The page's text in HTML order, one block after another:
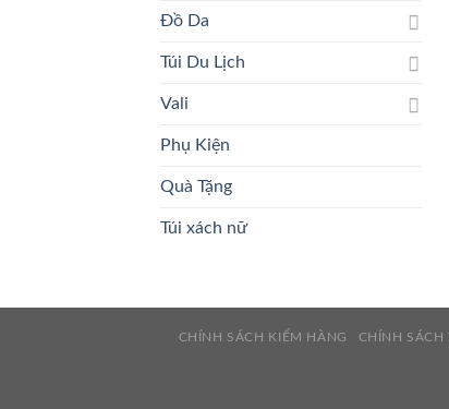
Đồ Da
Túi Du Lịch
Vali
Phụ Kiện
Quà Tặng
Túi xách nữ
CHÍNH SÁCH KIỂM HÀNG CHÍNH SÁCH